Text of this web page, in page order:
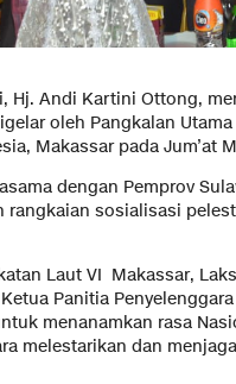
Hj. Andi Kartini Ottong,
oleh Pangkalan Utama
Makassar pada Jum’at
dengan Pemprov
rangkaian sosialisasi
Laut VI Makassar,
Panitia
menanamkan rasa
melestarikan dan